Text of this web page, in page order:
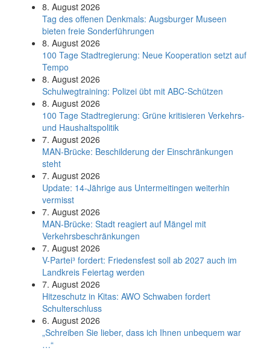
8. August 2026
Tag des offenen Denkmals: Augsburger Museen
bieten freie Sonderführungen
8. August 2026
100 Tage Stadtregierung: Neue Kooperation setzt auf
Tempo
8. August 2026
Schul­weg­trai­ning: Poli­zei übt mit ABC-Schüt­zen
8. August 2026
100 Tage Stadtregierung: Grüne kritisieren Verkehrs-
und Haushaltspolitik
7. August 2026
MAN-Brücke: Beschilderung der Einschränkungen
steht
7. August 2026
Update: 14-Jährige aus Untermeitingen weiterhin
vermisst
7. August 2026
MAN-Brücke: Stadt reagiert auf Mängel mit
Verkehrsbeschränkungen
7. August 2026
V-Partei­³ fordert: Friedens­fest soll ab 2027 auch im
Land­kreis Feier­tag werden
7. August 2026
Hitzeschutz in Kitas: AWO Schwaben fordert
Schulterschluss
6. August 2026
„Schreiben Sie lieber, dass ich Ihnen unbequem war
…“